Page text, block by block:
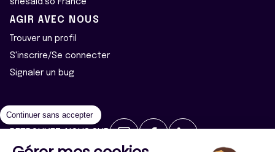
shesaid.so France
AGIR AVEC NOUS
Trouver un profil
S'inscrire/Se connecter
Signaler un bug
Continuer sans accepter